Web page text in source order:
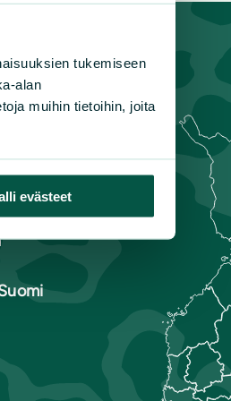
tukemiseen
alan
muihin tietoihin, joita
evästeet